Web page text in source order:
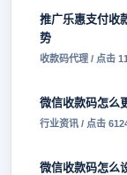
推广乐惠支付收
势
收款码代理 / 点击
微信收款码怎么
行业资讯 / 点击
微信收款码怎么